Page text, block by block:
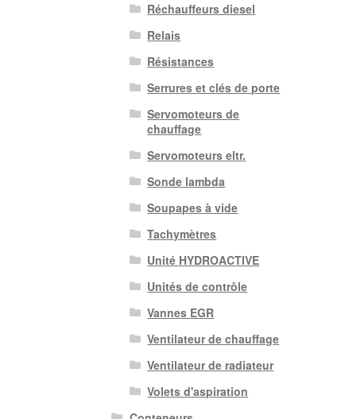
Réchauffeurs diesel
Relais
Résistances
Serrures et clés de porte
Servomoteurs de
chauffage
Servomoteurs eltr.
Sonde lambda
Soupapes à vide
Tachymètres
Unité HYDROACTIVE
Unités de contrôle
Vannes EGR
Ventilateur de chauffage
Ventilateur de radiateur
Volets d'aspiration